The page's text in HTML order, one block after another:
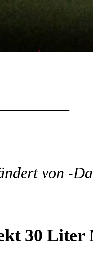
von -
30 Liter